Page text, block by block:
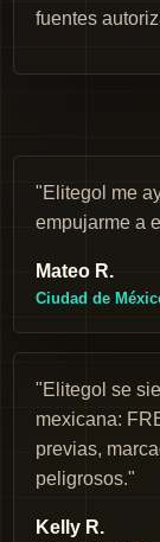
fuentes
"Elitegol me
empujarme a
Mateo R.
Ciudad de
"Elitegol se
mexicana:
previas,
peligrosos."
Kelly R.